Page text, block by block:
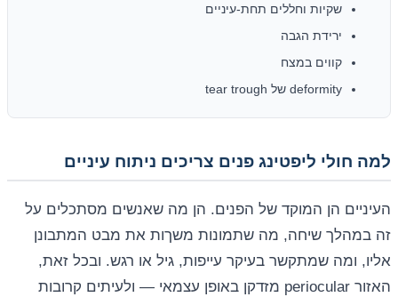
שקיות וחללים תחת-עיניים
ירידת הגבה
קווים במצח
deformity של tear trough
למה חולי ליפטינג פנים צריכים ניתוח עיניים
העיניים הן המוקד של הפנים. הן מה שאנשים מסתכלים על
זה במהלך שיחה, מה שתמונות משךות את מבט המתבונן
אליו, ומה שמתקשר בעיקר עייפות, גיל או רגש. ובכל זאת,
האזור periocular מזדקן באופן עצמאי — ולעיתים קרובות